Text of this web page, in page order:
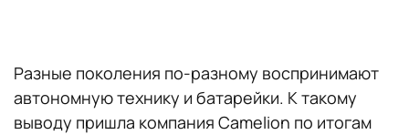
Разные поколения по-разному воспринимают
автономную технику и батарейки. К такому
выводу пришла компания Camelion по итогам